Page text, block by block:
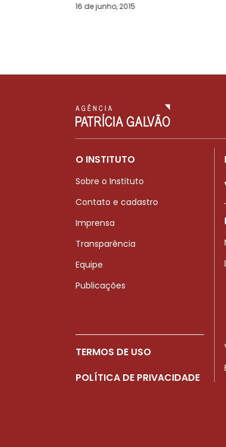
16 de junho, 2015
O INSTITUTO
Sobre o Instituto
Contato e cadastro
Imprensa
Transparência
Equipe
Publicações
TERMOS DE USO
POLÍTICA DE PRIVACIDADE